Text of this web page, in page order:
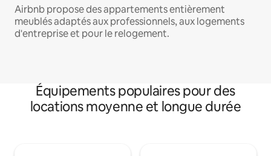
Airbnb propose des appartements entièrement
meublés adaptés aux professionnels, aux logements
d'entreprise et pour le relogement.
Équipements populaires pour des
locations moyenne et longue durée